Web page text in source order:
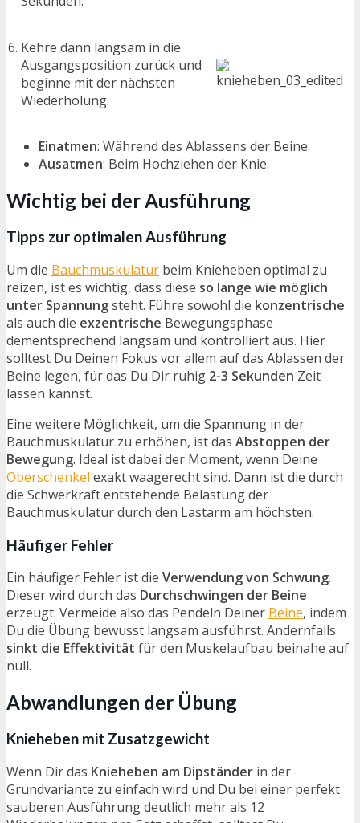
Kehre dann langsam in die
Ausgangsposition zurück und
beginne mit der nächsten
Wiederholung.
Einatmen: Während des Ablassens der Beine.
Ausatmen: Beim Hochziehen der Knie.
Wichtig bei der Ausführung
Tipps zur optimalen Ausführung
Um die Bauchmuskulatur beim Knieheben optimal zu
reizen, ist es wichtig, dass diese so lange wie möglich
unter Spannungsteht. Führe sowohl die konzentrische
als auch die exzentrische Bewegungsphase
dementsprechend langsam und kontrolliert aus. Hier
solltest Du Deinen Fokus vor allem auf das Ablassen der
Beine legen, für das Du Dir ruhig 2-3 Sekunden Zeit
lassen kannst.
Eine weitere Möglichkeit, um die Spannung in der
Bauchmuskulatur zu erhöhen, ist das Abstoppen der
Bewegung. Ideal ist dabei der Moment, wenn Deine
Oberschenkel exakt waagerecht sind. Dann ist die durch
die Schwerkraft entstehende Belastung der
Bauchmuskulatur durch den Lastarm am höchsten.
Häufiger Fehler
Ein häufiger Fehler ist die Verwendung von Schwung.
Dieser wird durch das Durchschwingen der Beine
erzeugt. Vermeide also das Pendeln Deiner Beine, indem
Du die Übung bewusst langsam ausführst. Andernfalls
sinkt die Effektivität für den Muskelaufbau beinahe auf
null.
Abwandlungen der Übung
Knieheben mit Zusatzgewicht
Wenn Dir das Knieheben am Dipständer in der
Grundvariante zu einfach wird und Du bei einer perfekt
sauberen Ausführung deutlich mehr als 12